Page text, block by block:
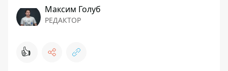
Максим Голуб
РЕДАКТОР
👍